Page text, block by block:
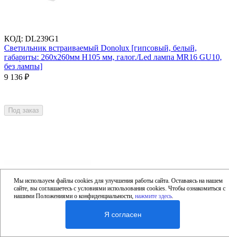
КОД: DL239G1
Светильник встраиваемый Donolux [гипсовый, белый,
габариты: 260х260мм H105 мм, галог./Led лампа MR16 GU10,
без лампы]
9 136 ₽
Под заказ
Мы используем файлы cookies для улучшения работы сайта. Оставаясь на нашем
сайте, вы соглашаетесь с условиями использования cookies. Чтобы ознакомиться с
нашими Положениями о конфиденциальности,нажмите здесь.
Я согласен